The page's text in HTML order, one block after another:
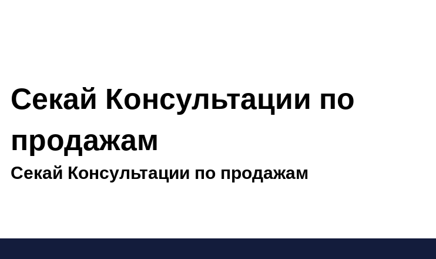
Секай Консультации по
продажам
​Секай Консультации по продажам